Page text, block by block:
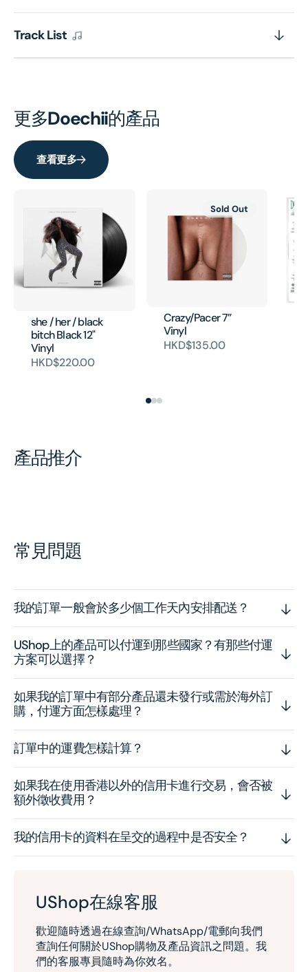
Heal
(Vinyl)
Heal
Track List
更多Doechii的產品
查看更多
she / her / black
bitch Black 12"
Vinyl
HKD$220.00
Crazy/Pacer 7”
Vinyl
HKD$135.00
Sold Out
產品推介
常見問題
我的訂單一般會於多少個工作天內安排配送？
UShop上的產品可以付運到那些國家？有那些付運
方案可以選擇？
如果我的訂單中有部分產品還未發行或需於海外訂
購，付運方面怎樣處理？
訂單中的運費怎樣計算？
如果我在使用香港以外的信用卡進行交易，會否被
額外徵收費用？
我的信用卡的資料在呈交的過程中是否安全？
UShop在線客服
歡迎隨時透過在線查詢/WhatsApp/電郵向我們
查詢任何關於UShop購物及產品資訊之問題。我
們的客服專員隨時為你效名。